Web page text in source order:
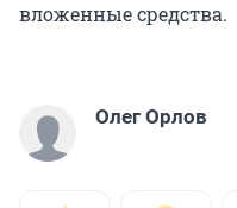
вложенные средства.
Олег Орлов